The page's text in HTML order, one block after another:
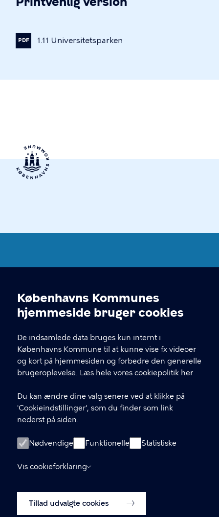
Cookieindstillinger
Københavns Kommunes
hjemmeside bruger cookies
De indsamlede data bruges kun internt i
Københavns Kommune til at kunne vise fx videoer
og kort på hjemmesiden og forbedre den generelle
brugeroplevelse. Læs hele vores cookiepolitik her
Du kan ændre dine valg senere ved at klikke på
'Cookieindstillinger', som du finder som link
nederst på siden.
Nødvendige Funktionelle Statistiske
Vis cookieforklaring
Tillad udvalgte cookies
PDF 1.11 Universitetsparken
Københavns Kommuneplan
Center for Byudvikling, Økonomiforvaltningen,
Københavns Rådhus 3. sal, 1550 København V
LINKS
Tidligere kommuneplaner
Lokalplaner
Blivhørt.dk
Cookiepolitik